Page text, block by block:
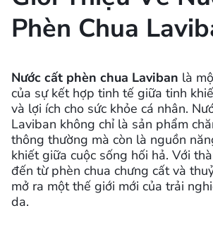
Phèn Chua
Nước cất phèn chua Laviban là
của sự kết hợp tinh tế giữa tinh
và lợi ích cho sức khỏe cá nhân.
Laviban không chỉ là sản phẩm
thông thường mà còn là nguồn
khiết giữa cuộc sống hối hả. Với
đến từ phèn chua chưng cất và
mở ra một thế giới mới của trải
da.